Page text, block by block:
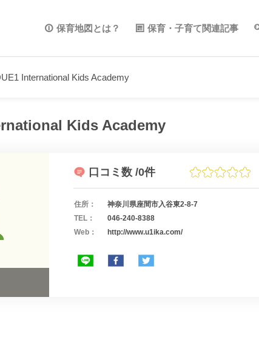
保育地図とは？ 保育・子育て関連記事
International Kids Academy
Kids Academy
口コミ数 /0件
住所：
神奈川県座間市入谷東2-8-7
TEL：
046-240-8388
Web：
http://www.u1ika.com/